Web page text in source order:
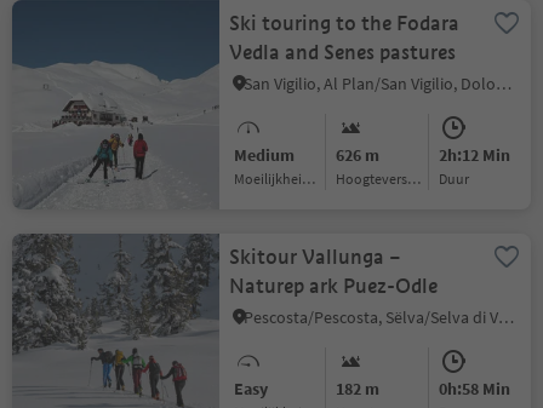
Ski touring to the Fodara
Vedla and Senes pastures
San Vigilio, Al Plan/San Vigilio, Dolomites Region Kronplatz/Plan de Corones
Medium
Moeilijkheidsgraad
626 m
Hoogteverschil
2h:12 Min
Duur
Skitour Vallunga –
Naturep ark Puez-Odle
Pescosta/Pescosta, Sëlva/Selva di Val Gardena, Dolomites Region Val Gardena
Easy 182 m 0h:58 Min